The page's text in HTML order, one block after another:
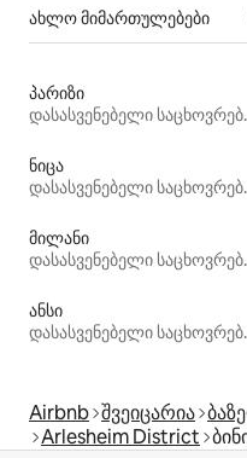
ახლო მიმართულებები
პარიზი
ნიცა
მილანი
ანსი
Airbnb შვეიცარია
Arlesheim District